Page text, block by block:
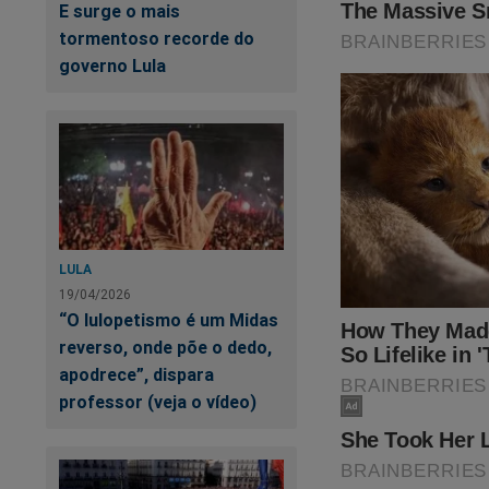
E surge o mais
tormentoso recorde do
governo Lula
LULA
19/04/2026
“O lulopetismo é um Midas
reverso, onde põe o dedo,
apodrece”, dispara
professor (veja o vídeo)
como os Ministros
A minirreforma
uma só ‘vírgula’
‘supremo’ absurdo
Considerando o
flagrante
eventual adoção
eleições desse
diferente das
(95%). ‘Eles’ não
O certo é que os
brasileira. Não se
de legislar em
mesmo a absurda